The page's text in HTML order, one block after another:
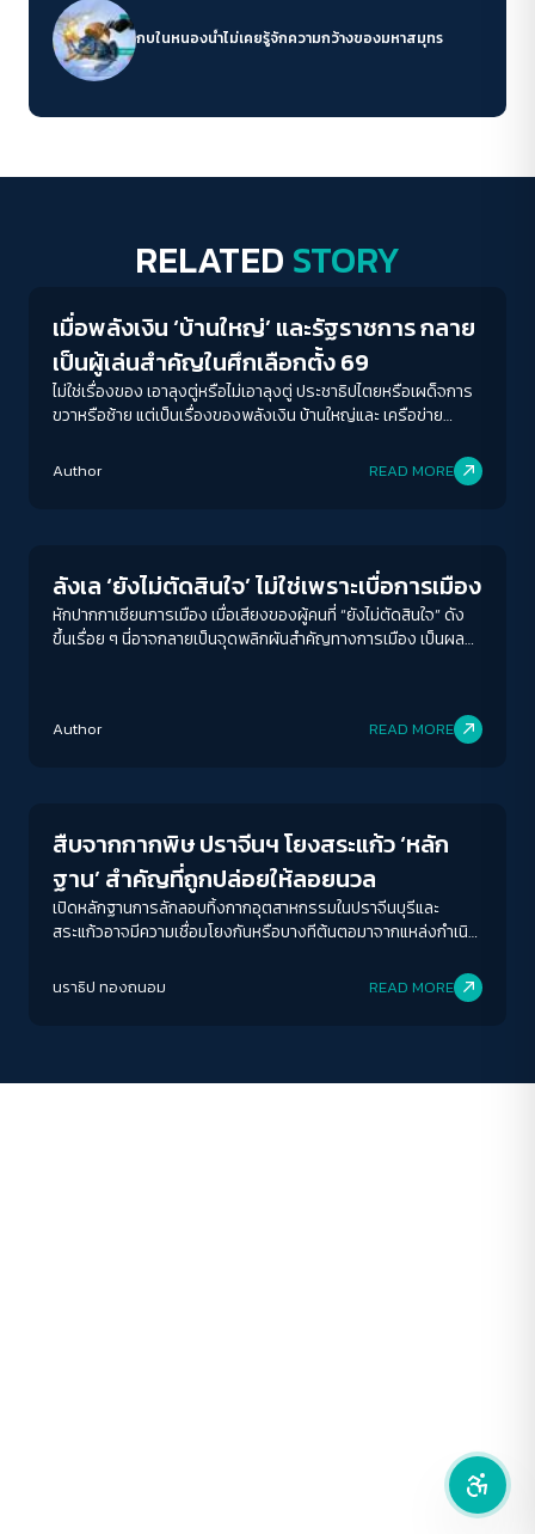
กบในหนองน้ำไม่เคยรู้จักความกว้างของมหาสมุทร
RELATED STORY
Crack Politics
เมื่อพลังเงิน ‘บ้านใหญ่’ และรัฐราชการ กลาย
เป็นผู้เล่นสำคัญในศึกเลือกตั้ง 69
ไม่ใช่เรื่องของ เอาลุงตู่หรือไม่เอาลุงตู่ ประชาธิปไตยหรือเผด็จการ
ขวาหรือซ้าย แต่เป็นเรื่องของพลังเงิน บ้านใหญ่และ เครือข่าย
Author READ MORE
ลังเล ‘ยังไม่ตัดสินใจ’ ไม่ใช่เพราะเบื่อการเมือง
หักปากกาเซียนการเมือง เมื่อเสียงของผู้คนที่ “ยังไม่ตัดสินใจ” ดัง
ขึ้นเรื่อย ๆ นี่อาจกลายเป็นจุดพลิกผันสำคัญทางการเมือง เป็นผล
Author READ MORE
สืบจากกากพิษ ปราจีนฯ โยงสระแก้ว ‘หลัก
ฐาน’ สำคัญที่ถูกปล่อยให้ลอยนวล
เปิดหลักฐานการลักลอบทิ้งกากอุตสาหกรรมในปราจีนบุรีและ
สระแก้วอาจมีความเชื่อมโยงกันหรือบางทีต้นตอมาจากแหล่งกำเนิด
นราธิป ทองถนอม READ MORE
ระยะห่างข้อความ
ปกติ มาก มากที่สุด
ปิด Deutan Tritan